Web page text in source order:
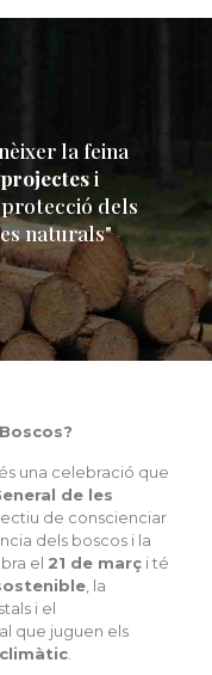
la feina
i
dels
naturals"
és una celebració que
de les
de conscienciar
dels boscos i la
el 21 de març i té
, la
i el
que juguen els
.